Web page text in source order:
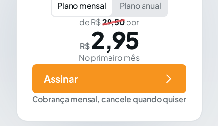
Plano mensal
Plano anual
de R$29,50por
R$ 2,95
No primeiro mês
Cobrança mensal, cancele quando quiser
Assinar